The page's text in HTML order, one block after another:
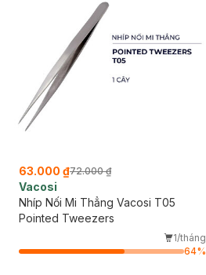
63.000 ₫72.000 ₫
Vacosi
Nhíp Nối Mi Thẳng Vacosi T05
Pointed Tweezers
1/tháng
64%